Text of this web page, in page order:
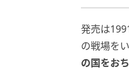
発売は
の戦場を
の国をお